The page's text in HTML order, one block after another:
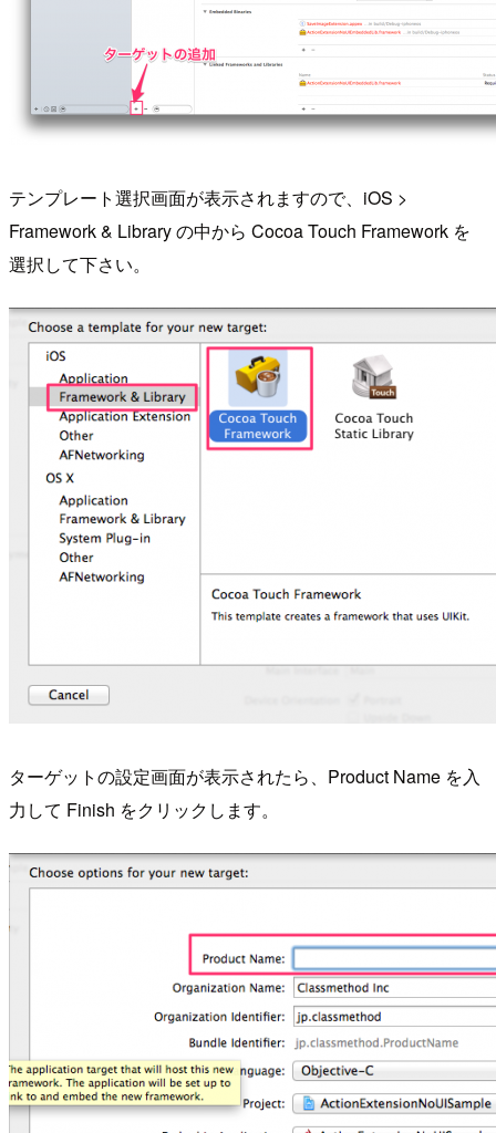
テンプレート選択画面が表示されますので、iOS >
Framework & Library の中から Cocoa Touch Framework を
選択して下さい。
ターゲットの設定画面が表示されたら、Product Name を入
力して Finish をクリックします。